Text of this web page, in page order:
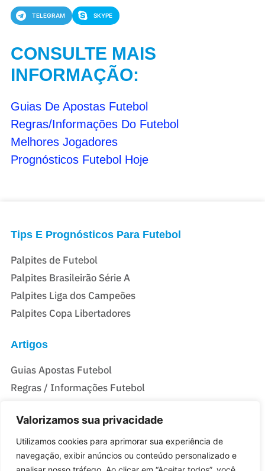
Valorizamos sua privacidade
Utilizamos cookies para aprimorar sua experiência de
navegação, exibir anúncios ou conteúdo personalizado e
TELEGRAM SKYPE
CONSULTE MAIS
INFORMAÇÃO:
Guias De Apostas Futebol
Regras/Informações Do Futebol
Melhores Jogadores
Prognósticos Futebol Hoje
Tips E Prognósticos Para Futebol
Palpites de Futebol
Palpites Brasileirão Série A
Palpites Liga dos Campeões
Palpites Copa Libertadores
Artigos
Guias Apostas Futebol
Regras / Informações Futebol
Casas De Apostas Do Brasil
Melhores Casas de Apostas no Brasil